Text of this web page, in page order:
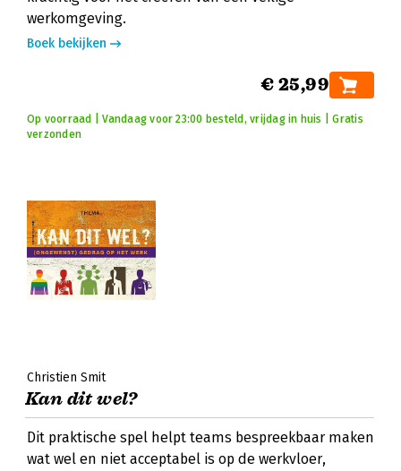
werkomgeving.
Boek bekijken
€ 25,99
Op voorraad | Vandaag voor 23:00 besteld, vrijdag in huis | Gratis
verzonden
Christien Smit
Kan dit wel?
Dit praktische spel helpt teams bespreekbaar maken
wat wel en niet acceptabel is op de werkvloer,